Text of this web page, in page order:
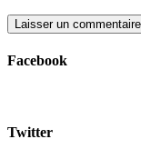
Facebook
Twitter